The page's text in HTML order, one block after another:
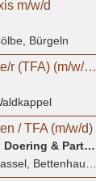
m/w/d
Bürgeln
Tiermedizinische/r Fachangestellte/r (TFA) (m/w/d) in Teilzeit
/ TFA (m/w/d)
AniCura Kassel GmbH Tierklinik Dr. Doering & Partner
Bettenhausen